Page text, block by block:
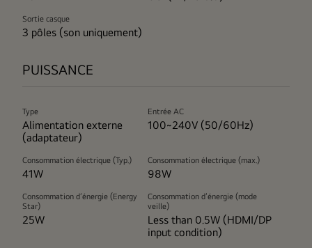
Sortie casque
3 pôles (son uniquement)
PUISSANCE
Type
Alimentation externe
(adaptateur)
Entrée AC
100~240V (50/60Hz)
Consommation électrique (Typ.)
41W
Consommation électrique (max.)
98W
Consommation d’énergie (Energy
Star)
25W
Consommation d’énergie (mode
veille)
Less than 0.5W (HDMI/DP
input condition)